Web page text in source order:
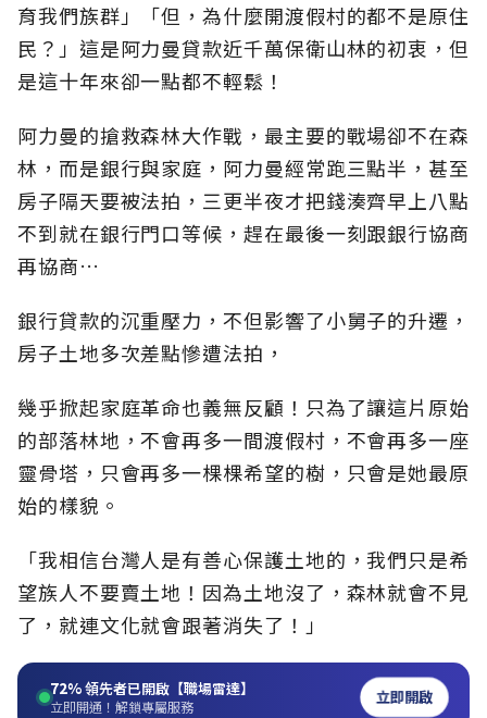
育我們族群」「但，為什麼開渡假村的都不是原住
民？」這是阿力曼貸款近千萬保衛山林的初衷，但
是這十年來卻一點都不輕鬆！
阿力曼的搶救森林大作戰，最主要的戰場卻不在森
林，而是銀行與家庭，阿力曼經常跑三點半，甚至
房子隔天要被法拍，三更半夜才把錢湊齊早上八點
不到就在銀行門口等候，趕在最後一刻跟銀行協商
再協商…
銀行貸款的沉重壓力，不但影響了小舅子的升遷，
房子土地多次差點慘遭法拍，
幾乎掀起家庭革命也義無反顧！只為了讓這片原始
的部落林地，不會再多一間渡假村，不會再多一座
靈骨塔，只會再多一棵棵希望的樹，只會是她最原
始的樣貌。
「我相信台灣人是有善心保護土地的，我們只是希
望族人不要賣土地！因為土地沒了，森林就會不見
了，就連文化就會跟著消失了！」
72%領先者已開啟【職場雷達】
立即開通！解鎖專屬服務 立即開啟